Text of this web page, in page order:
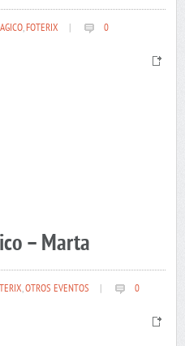
,FOTERIX 0
– Marta
,OTROS EVENTOS 0